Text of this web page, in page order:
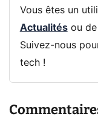
Vous êtes un
Actualitésou de
Suivez-nous
tech !